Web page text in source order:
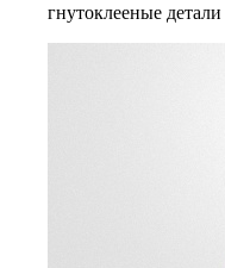
гнутоклееные детали